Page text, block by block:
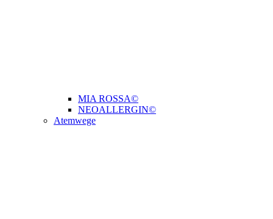
MIA ROSSA©
NEOALLERGIN©
Atemwege